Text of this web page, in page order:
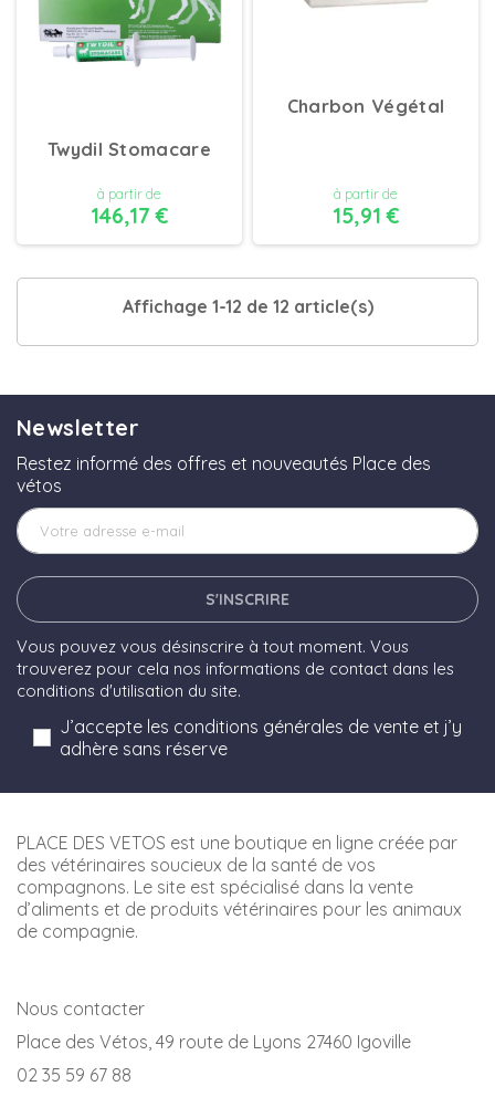
Twydil Stomacare
à partir de
146,17 €
Charbon Végétal
à partir de
15,91 €
DÉTAILS
Affichage 1-12 de 12 article(s)
Newsletter
Restez informé des offres et nouveautés Place des
vétos
S'INSCRIRE
Vous pouvez vous désinscrire à tout moment. Vous
trouverez pour cela nos informations de contact dans les
conditions d'utilisation du site.
J’accepte les conditions générales de vente et j’y
adhère sans réserve
PLACE DES VETOS est une boutique en ligne créée par
des vétérinaires soucieux de la santé de vos
compagnons. Le site est spécialisé dans la vente
d’aliments et de produits vétérinaires pour les animaux
de compagnie.
Nous contacter
Place des Vétos, 49 route de Lyons 27460 Igoville
02 35 59 67 88